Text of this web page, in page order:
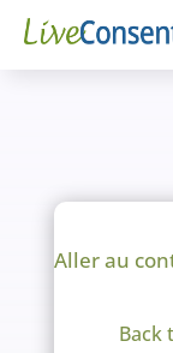
Aller au
Back